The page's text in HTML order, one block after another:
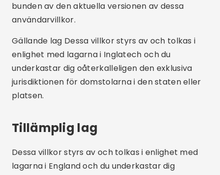
bunden av den aktuella versionen av dessa
användarvillkor.
Gällande lag Dessa villkor styrs av och tolkas i
enlighet med lagarna i Inglatech och du
underkastar dig oåterkalleligen den exklusiva
jurisdiktionen för domstolarna i den staten eller
platsen.
Tillämplig lag
Dessa villkor styrs av och tolkas i enlighet med
lagarna i England och du underkastar dig